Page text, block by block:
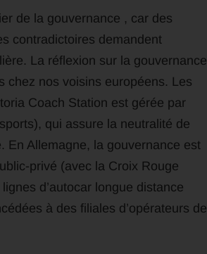
de la gouvernance , car des
contradictoires demandent
La réflexion sur la gouvernance
chez nos voisins européens. Les
Coach Station est gérée par
qui assure la neutralité de
En Allemagne, la gouvernance est
privé (avec la Croix Rouge
d’autocar longue distance
à des filiales d’opérateurs de